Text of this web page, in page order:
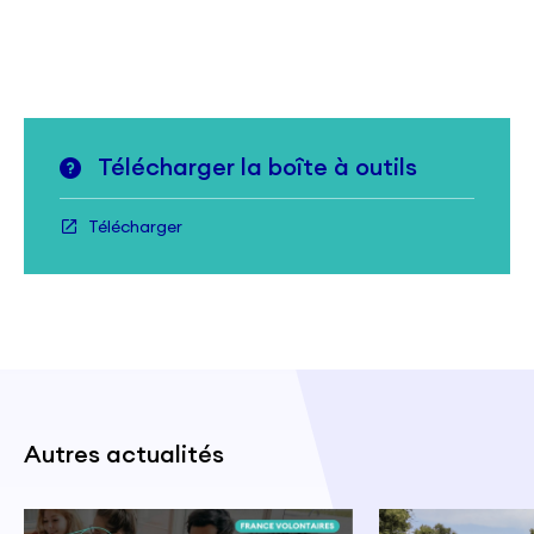
Télécharger la boîte à outils
Télécharger
Autres actualités